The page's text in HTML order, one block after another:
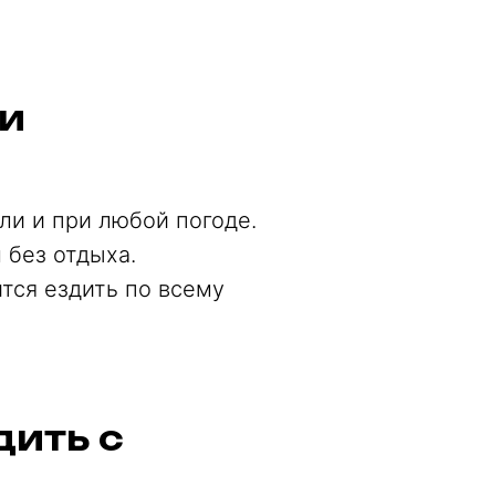
и при любой погоде.
отдыха.
ездить по всему
с